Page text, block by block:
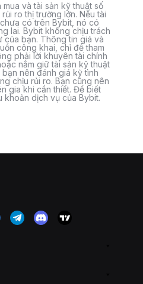
và tài sản kỹ thuật số
ro thị trường lớn. Nếu tài
có trên Bybit, nó có
lai. Bybit không chịu trách
của bạn. Thông tin giá và
công khai, chỉ để tham
phải lời khuyên tài chính
nắm giữ tài sản kỹ thuật
nên đánh giá kỹ tình
chịu rủi ro. Bạn cũng nên
gia khi cần thiết. Để biết
khoản dịch vụ của Bybit.